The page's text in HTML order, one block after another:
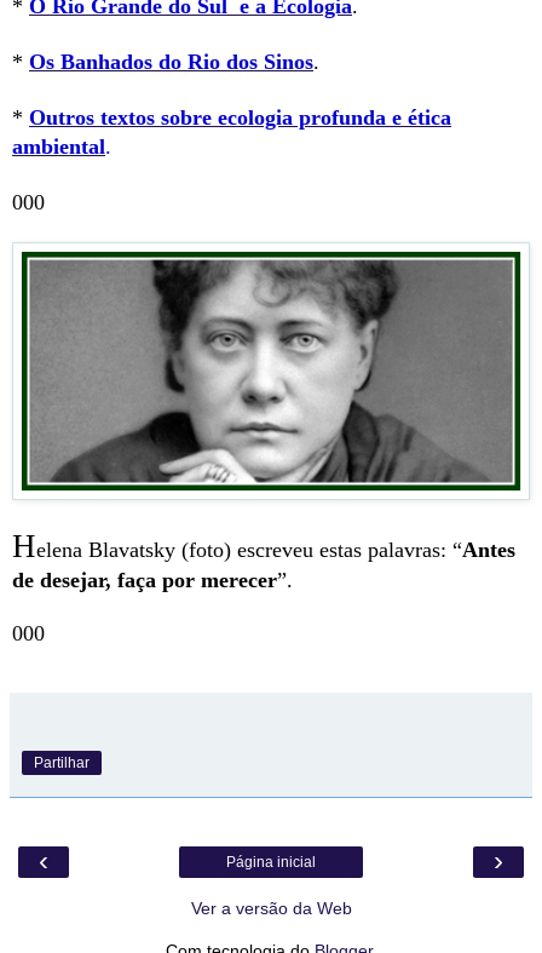
* O Rio Grande do Sul e a Ecologia.
* Os Banhados do Rio dos Sinos.
* Outros textos sobre ecologia profunda e ética
ambiental.
000
Helena Blavatsky (foto) escreveu estas palavras: “Antes
de desejar, faça por merecer”.
000
Partilhar
‹ ›
Página inicial
Ver a versão da Web